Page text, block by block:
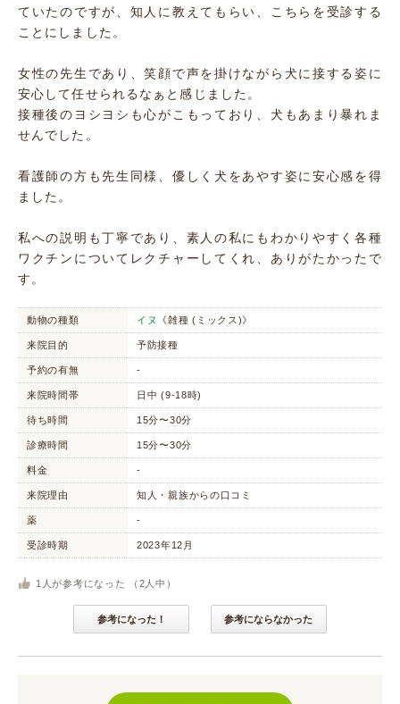
ていたのですが、知人に教えてもらい、こちらを受診する
ことにしました。
女性の先生であり、笑顔で声を掛けながら犬に接する姿に
安心して任せられるなぁと感じました。
接種後のヨシヨシも心がこもっており、犬もあまり暴れま
せんでした。
看護師の方も先生同様、優しく犬をあやす姿に安心感を得
ました。
私への説明も丁寧であり、素人の私にもわかりやすく各種
ワクチンについてレクチャーしてくれ、ありがたかったで
す。
動物の種類 イヌ 《雑種 (ミックス)》
来院目的 予防接種
予約の有無 -
来院時間帯 日中 (9-18時)
待ち時間 15分〜30分
診療時間 15分〜30分
料金 -
来院理由 知人・親族からの口コミ
薬 -
受診時期 2023年12月
1 人が参考になった （ 2 人中）
参考になった！ 参考にならなかった